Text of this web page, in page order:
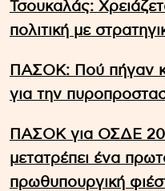
Τσουκαλάς:
πολιτική με
ΠΑΣΟΚ: Πού πήγαν
για την
ΠΑΣΟΚ για ΟΣΔΕ
μετατρέπει ένα
πρωθυπουργική